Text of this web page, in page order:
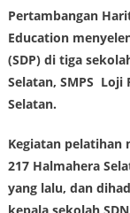
Pertambangan
Education
(SDP) di tiga
Selatan, SMPS Loji
Selatan.
Kegiatan pelatihan
217 Halmahera
yang lalu, dan